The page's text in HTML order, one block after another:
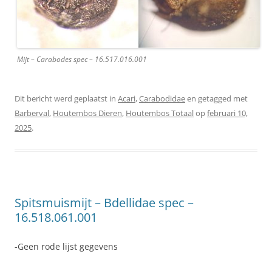
Mijt – Carabodes spec – 16.517.016.001
Dit bericht werd geplaatst in Acari,Carabodidaeen getagged met
Barberval, Houtembos Dieren, Houtembos Totaalopfebruari 10,
2025.
Spitsmuismijt – Bdellidae spec –
16.518.061.001
-Geen rode lijst gegevens